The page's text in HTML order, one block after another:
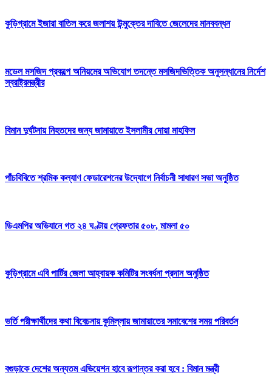
কুড়িগ্রামে ইজারা বাতিল করে জলাশয় উন্মুক্তের দাবিতে জেলেদের মানববন্ধন
মডেল মসজিদ প্রকল্পে অনিয়মের অভিযোগ তদন্তে মসজিদভিত্তিক অনুসন্ধানের নির্দেশ
স্বরাষ্ট্রমন্ত্রীর
বিমান দুর্ঘটনায় নিহতদের জন্য জামায়াতে ইসলামীর দোয়া মাহফিল
পাঁচবিবিতে শ্রমিক কল্যাণ ফেডারেশনের উদ্যোগে নির্বাচনী সাধারণ সভা অনুষ্ঠিত
ডিএমপির অভিযানে গত ২৪ ঘণ্টায় গ্রেফতার ৫০৮, মামলা ৫০
কুড়িগ্রামে এবি পার্টির জেলা আহ্বায়ক কমিটির সংবর্ধনা প্রদান অনুষ্ঠিত
ভর্তি পরীক্ষার্থীদের কথা বিবেচনায় কুমিল্লায় জামায়াতের সমাবেশের সময় পরিবর্তন
বগুড়াকে দেশের অন্যতম এভিয়েশন হাবে রূপান্তর করা হবে : বিমান মন্ত্রী